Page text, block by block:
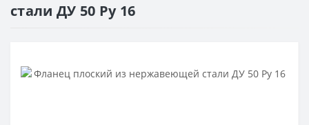
стали ДУ 50 Ру 16